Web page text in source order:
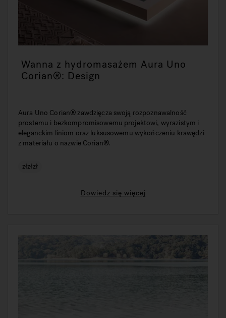
Wanna z hydromasażem Aura Uno
Corian®: Design
Aura Uno Corian® zawdzięcza swoją rozpoznawalność
prostemu i bezkompromisowemu projektowi, wyrazistym i
eleganckim liniom oraz luksusowemu wykończeniu krawędzi
z materiału o nazwie Corian®.
złzłzł
Dowiedz się więcej